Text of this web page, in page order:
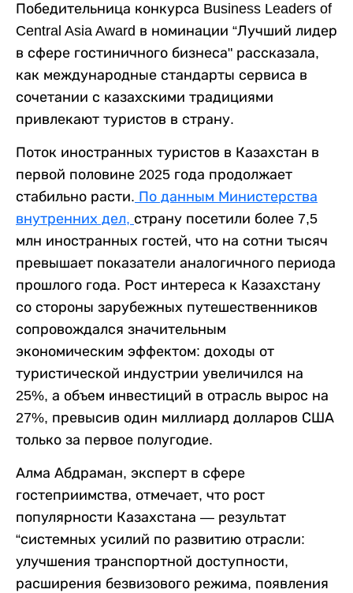
Победительница конкурса Business Leaders of
Central Asia Award в номинации “Лучший лидер
в сфере гостиничного бизнеса" рассказала,
как международные стандарты сервиса в
сочетании с казахскими традициями
привлекают туристов в страну.
Поток иностранных туристов в Казахстан в
первой половине 2025 года продолжает
стабильно расти. По данным Министерства
внутренних дел, страну посетили более 7,5
млн иностранных гостей, что на сотни тысяч
превышает показатели аналогичного периода
прошлого года. Рост интереса к Казахстану
со стороны зарубежных путешественников
сопровождался значительным
экономическим эффектом: доходы от
туристической индустрии увеличился на
25%, а объем инвестиций в отрасль вырос на
27%, превысив один миллиард долларов США
только за первое полугодие.
Алма Абдраман, эксперт в сфере
гостеприимства, отмечает, что рост
популярности Казахстана — результат
“системных усилий по развитию отрасли:
улучшения транспортной доступности,
расширения безвизового режима, появления